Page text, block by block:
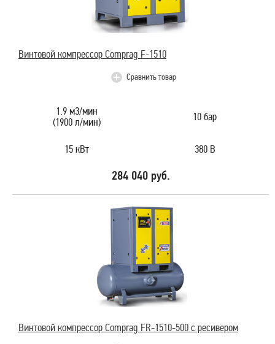
Винтовой компрессор Comprag F-1510
Сравнить товар
1.9 м3/мин
(1900 л/мин)
10 бар
15 кВт 380 В
284 040 руб.
Винтовой компрессор Comprag FR-1510-500 с ресивером